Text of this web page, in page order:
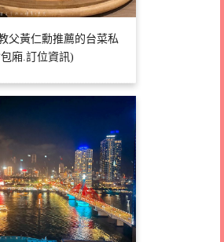
父黃仁勳推薦的台菜私
廂.訂位資訊)